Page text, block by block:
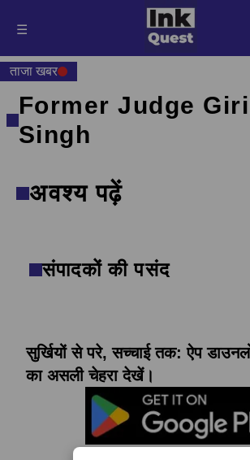
☰
ताजा खबर
Former Judge
Singh
अवश्य पढ़ें
संपादकों की पसंद
सुर्खियों से परे, सच्चाई तक: ऐप
का असली चेहरा देखें।